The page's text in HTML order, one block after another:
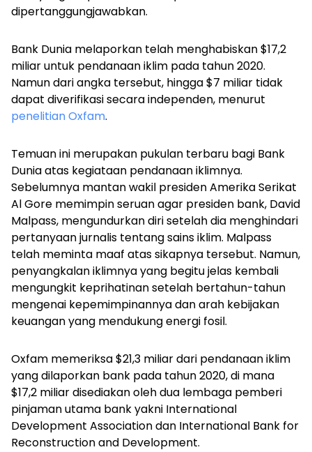
dipertanggungjawabkan.
Bank Dunia melaporkan telah menghabiskan $17,2
miliar untuk pendanaan iklim pada tahun 2020.
Namun dari angka tersebut, hingga $7 miliar tidak
dapat diverifikasi secara independen, menurut
penelitian Oxfam.
Temuan ini merupakan pukulan terbaru bagi Bank
Dunia atas kegiataan pendanaan iklimnya.
Sebelumnya mantan wakil presiden Amerika Serikat
Al Gore memimpin seruan agar presiden bank, David
Malpass, mengundurkan diri setelah dia menghindari
pertanyaan jurnalis tentang sains iklim. Malpass
telah meminta maaf atas sikapnya tersebut. Namun,
penyangkalan iklimnya yang begitu jelas kembali
mengungkit keprihatinan setelah bertahun-tahun
mengenai kepemimpinannya dan arah kebijakan
keuangan yang mendukung energi fosil.
Oxfam memeriksa $21,3 miliar dari pendanaan iklim
yang dilaporkan bank pada tahun 2020, di mana
$17,2 miliar disediakan oleh dua lembaga pemberi
pinjaman utama bank yakni International
Development Association dan International Bank for
Reconstruction and Development.